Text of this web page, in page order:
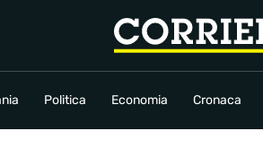
Politica Economia Cronaca
Cronaca Irpinia